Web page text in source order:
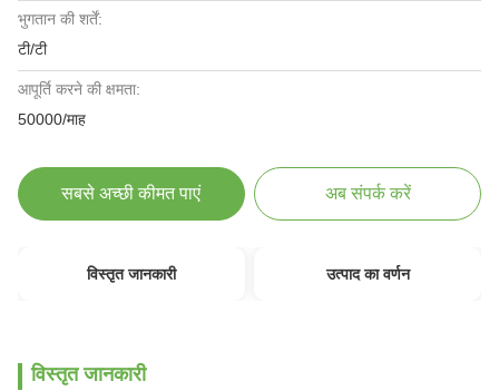
भुगतान की शर्तें:
टी/टी
आपूर्ति करने की क्षमता:
50000/माह
सबसे अच्छी कीमत पाएं अब संपर्क करें
विस्तृत जानकारी उत्पाद का वर्णन
विस्तृत जानकारी